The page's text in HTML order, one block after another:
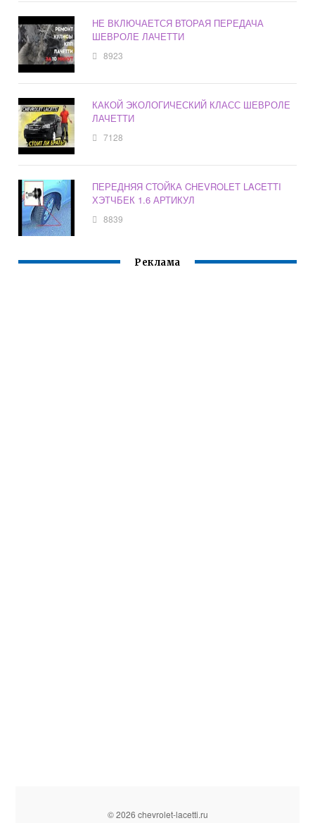
НЕ ВКЛЮЧАЕТСЯ ВТОРАЯ ПЕРЕДАЧА
ШЕВРОЛЕ ЛАЧЕТТИ
8923
КАКОЙ ЭКОЛОГИЧЕСКИЙ КЛАСС ШЕВРОЛЕ
ЛАЧЕТТИ
7128
ПЕРЕДНЯЯ СТОЙКА CHEVROLET LACETTI
ХЭТЧБЕК 1.6 АРТИКУЛ
8839
Реклама
© 2026 chevrolet-lacetti.ru